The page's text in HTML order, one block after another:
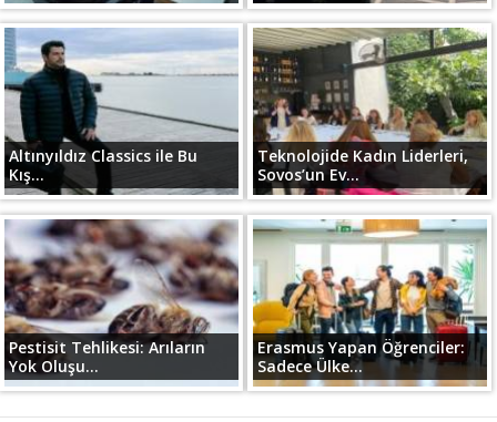
Altınyıldız Classics ile Bu
Kış...
Teknolojide Kadın Liderleri,
Sovos’un Ev...
Pestisit Tehlikesi: Arıların
Yok Oluşu...
Erasmus Yapan Öğrenciler:
Sadece Ülke...